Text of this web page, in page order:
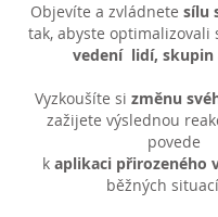
Objevíte a zvládnete sílu
tak, abyste optimalizovali
vedení lidí, skupin
Vyzkoušíte si změnu
zažijete výslednou
povede
k aplikaci přirozeného
běžných